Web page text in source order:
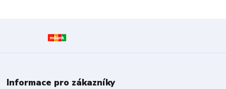
Informace pro zákazníky